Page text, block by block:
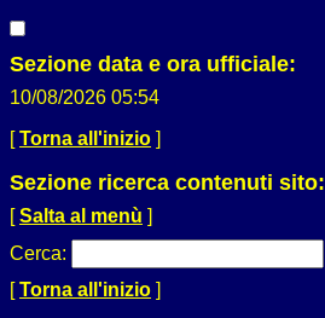
Sezione data e ora ufficiale:
10/08/2026 05:54
[Torna all'inizio ]
Sezione ricerca contenuti sito:
[Salta al menù ]
Cerca:
[Torna all'inizio ]